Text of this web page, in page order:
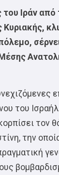
Ιράν από
του
τον
την